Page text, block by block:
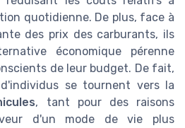
quotidienne. De plus, face à
des prix des carburants, ils
économique pérenne
de leur budget. De fait,
se tournent vers la
, tant pour des raisons
d'un mode de vie plus